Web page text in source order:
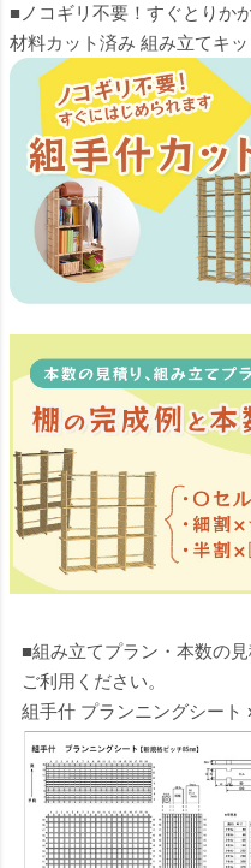
■ノコギリ不要！すぐとりか
材料カット済み 組み立てキ
■組み立てプラン・本数の
ご利用ください。
組手什 プランニングシート